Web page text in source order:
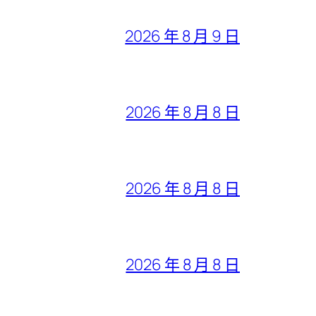
2026 年 8 月 9 日
2026 年 8 月 8 日
2026 年 8 月 8 日
2026 年 8 月 8 日